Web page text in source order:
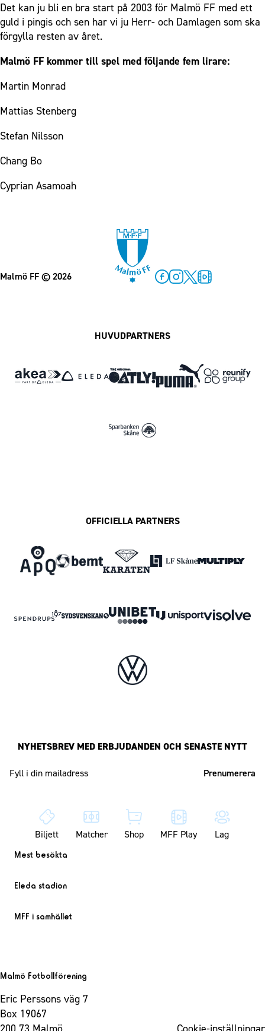
Det kan ju bli en bra start på 2003 för Malmö FF med ett
guld i pingis och sen har vi ju Herr- och Damlagen som ska
förgylla resten av året.
Malmö FF kommer till spel med följande fem lirare:
Martin Monrad
Mattias Stenberg
Stefan Nilsson
Chang Bo
Cyprian Asamoah
Malmö FF© 2026
HUVUDPARTNERS
OFFICIELLA PARTNERS
NYHETSBREV MED ERBJUDANDEN OCH SENASTE NYTT
Biljett Matcher Shop MFF Play Lag
Mest besökta
Eleda stadion
MFF i samhället
Malmö Fotbollförening
Eric Perssons väg 7
Box 19067